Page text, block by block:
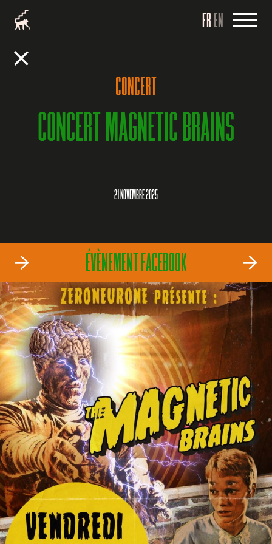
FR EN
CONCERT
CONCERT MAGNETIC BRAINS
21 NOVEMBRE 2025
ÉVÈNEMENT FACEBOOK